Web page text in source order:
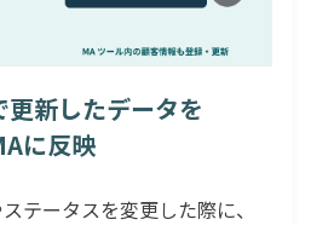
更新したデータを
に反映
テータスを変更した際に、